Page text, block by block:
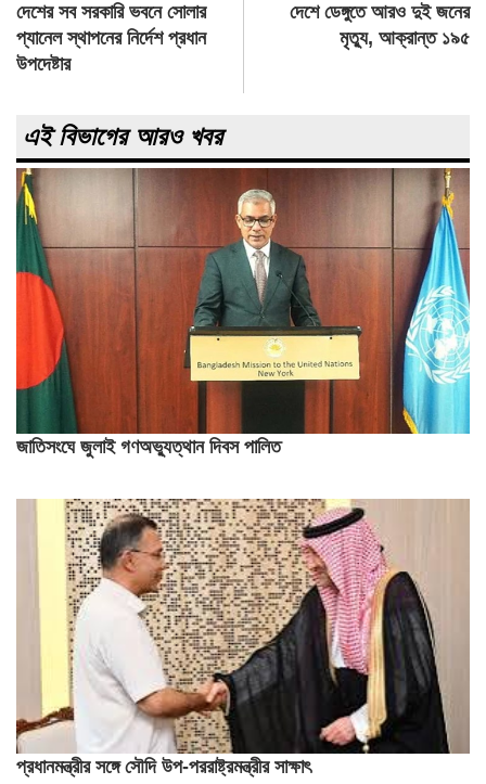
navigation
দেশের সব সরকারি ভবনে সোলার
প্যানেল স্থাপনের নির্দেশ প্রধান
উপদেষ্টার
দেশে ডেঙ্গুতে আরও দুই জনের
মৃত্যু, আক্রান্ত ১৯৫
এই বিভাগের আরও খবর
জাতিসংঘে জুলাই গণঅভ্যুত্থান দিবস পালিত
প্রধানমন্ত্রীর সঙ্গে সৌদি উপ-পররাষ্ট্রমন্ত্রীর সাক্ষাৎ